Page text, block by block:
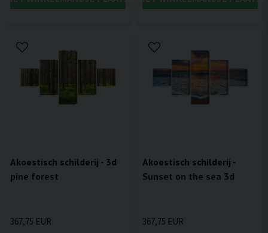
Akoestisch schilderij - 3d
pine forest
367,75 EUR
Akoestisch schilderij -
Sunset on the sea 3d
367,75 EUR